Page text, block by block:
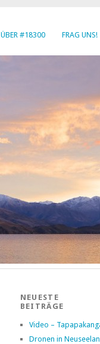
ÜBER #18300 FRAG UNS!
NEUESTE
BEITRÄGE
Video –
Dronen in